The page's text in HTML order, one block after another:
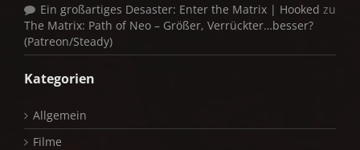
Ein großartiges Desaster: Enter the Matrix | Hooked zu
The Matrix: Path of Neo – Größer, Verrückter…besser?
(Patreon/Steady)
Kategorien
Allgemein
Filme